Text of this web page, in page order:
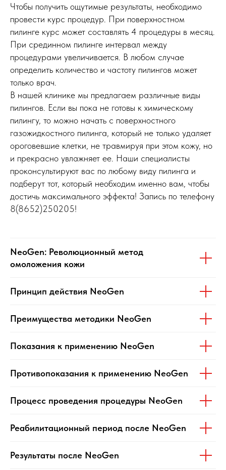
Чтобы получить ощутимые результаты, необходимо
провести курс процедур. При поверхностном
пилинге курс может составлять 4 процедуры в месяц.
При срединном пилинге интервал между
процедурами увеличивается. В любом случае
определить количество и частоту пилингов может
только врач.
В нашей клинике мы предлагаем различные виды
пилингов. Если вы пока не готовы к химическому
пилингу, то можно начать с поверхностного
газожидкостного пилинга, который не только удаляет
ороговевшие клетки, не травмируя при этом кожу, но
и прекрасно увлажняет ее. Наши специалисты
проконсультируют вас по любому виду пилинга и
подберут тот, который необходим именно вам, чтобы
достичь максимального эффекта! Запись по телефону
8(8652)250205!
NeoGen: Революционный метод
омоложения кожи
Принцип действия NeoGen
Преимущества методики NeoGen
Показания к применению NeoGen
Противопоказания к применению NeoGen
Процесс проведения процедуры NeoGen
Реабилитационный период после NeoGen
Результаты после NeoGen